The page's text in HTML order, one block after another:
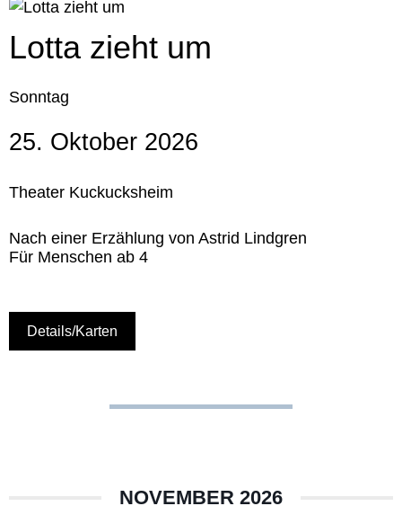
Lotta zieht um
Sonntag
25. Oktober 2026
Theater Kuckucksheim
Nach einer Erzählung von Astrid Lindgren
Für Menschen ab 4
Details/Karten
NOVEMBER 2026